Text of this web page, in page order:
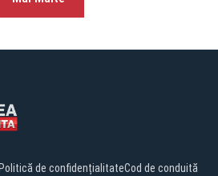
Politică de confidențialitateCod de conduită